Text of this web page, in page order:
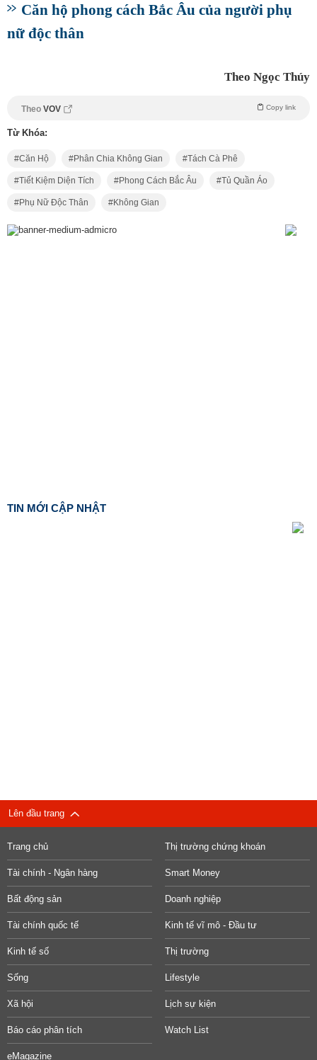
Căn hộ phong cách Bắc Âu của người phụ
nữ độc thân
Theo Ngọc Thúy
Theo VOV Copy link
Từ Khóa:
Căn Hộ Phân Chia Không Gian Tách Cà Phê
Tiết Kiệm Diện Tích Phong Cách Bắc Âu Tủ Quần Áo
Phụ Nữ Độc Thân Không Gian
TIN MỚI CẬP NHẬT
Lên đầu trang
Trang chủ Thị trường chứng khoán
Tài chính - Ngân hàng Smart Money
Bất động sản Doanh nghiệp
Tài chính quốc tế Kinh tế vĩ mô - Đầu tư
Kinh tế số Thị trường
Sống Lifestyle
Xã hội Lịch sự kiện
Báo cáo phân tích Watch List
eMagazine